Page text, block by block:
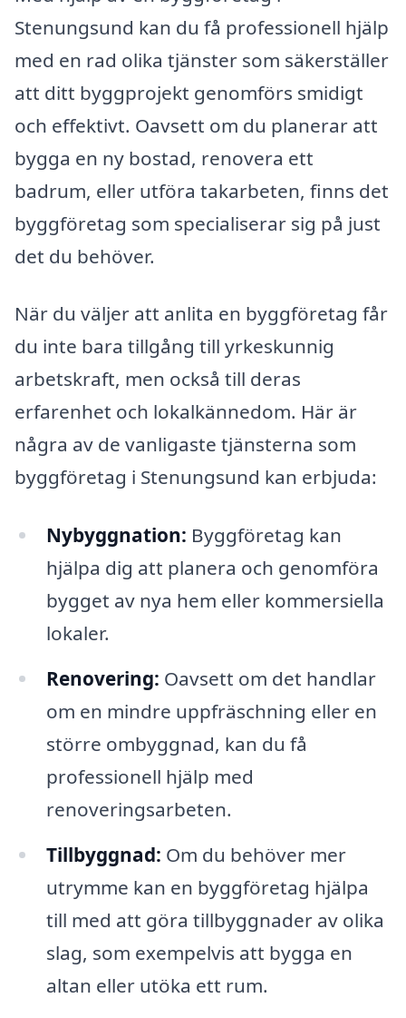
Stenungsund kan du få professionell hjälp
med en rad olika tjänster som säkerställer
att ditt byggprojekt genomförs smidigt
och effektivt. Oavsett om du planerar att
bygga en ny bostad, renovera ett
badrum, eller utföra takarbeten, finns det
byggföretag som specialiserar sig på just
det du behöver.
När du väljer att anlita en byggföretag får
du inte bara tillgång till yrkeskunnig
arbetskraft, men också till deras
erfarenhet och lokalkännedom. Här är
några av de vanligaste tjänsterna som
byggföretag i Stenungsund kan erbjuda:
Nybyggnation: Byggföretag kan
hjälpa dig att planera och genomföra
bygget av nya hem eller kommersiella
lokaler.
Renovering: Oavsett om det handlar
om en mindre uppfräschning eller en
större ombyggnad, kan du få
professionell hjälp med
renoveringsarbeten.
Tillbyggnad: Om du behöver mer
utrymme kan en byggföretag hjälpa
till med att göra tillbyggnader av olika
slag, som exempelvis att bygga en
altan eller utöka ett rum.